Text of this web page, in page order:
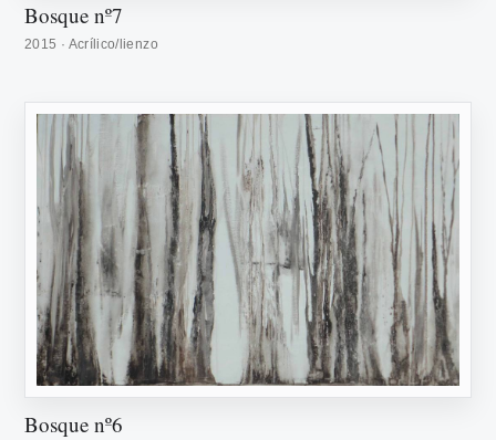
Bosque nº7
2015 · Acrílico/lienzo
Bosque nº6